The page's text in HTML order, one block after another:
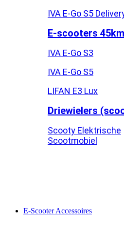
IVA E-Go S5
E-scooters
IVA E-Go S3
IVA E-Go S5
LIFAN E3 Lux
Driewielers
Scooty Elektrische
Scootmobiel
E-Scooter Accessoires